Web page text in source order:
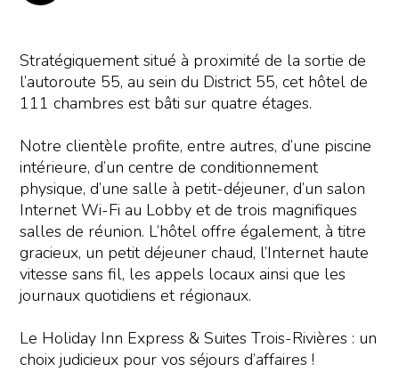
Stratégiquement situé à proximité de la sortie de
l’autoroute 55, au sein du District 55, cet hôtel de
111 chambres est bâti sur quatre étages.
Notre clientèle profite, entre autres, d’une piscine
intérieure, d’un centre de conditionnement
physique, d’une salle à petit-déjeuner, d’un salon
Internet Wi-Fi au Lobby et de trois magnifiques
salles de réunion. L’hôtel offre également, à titre
gracieux, un petit déjeuner chaud, l’Internet haute
vitesse sans fil, les appels locaux ainsi que les
journaux quotidiens et régionaux.
Le Holiday Inn Express & Suites Trois-Rivières : un
choix judicieux pour vos séjours d’affaires !